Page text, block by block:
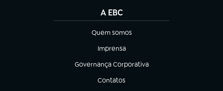
A EBC
Quem somos
(abre em nova aba)
Imprensa
(abre em nova aba)
Governança Corporativa
(abre em nova aba)
Contatos
(abre em nova aba)